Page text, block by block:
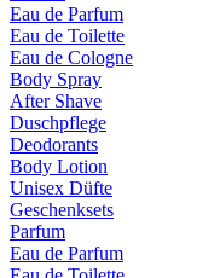
Eau de Parfum
Eau de Toilette
Eau de Cologne
Body Spray
After Shave
Duschpflege
Deodorants
Body Lotion
Unisex Düfte
Geschenksets
Parfum
Eau de Parfum